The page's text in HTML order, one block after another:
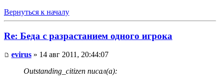
Вернуться к началу
Re: Беда с разрастанием одного игрока
evirus » 14 авг 2011, 20:44:07
Outstanding_citizen писал(а):